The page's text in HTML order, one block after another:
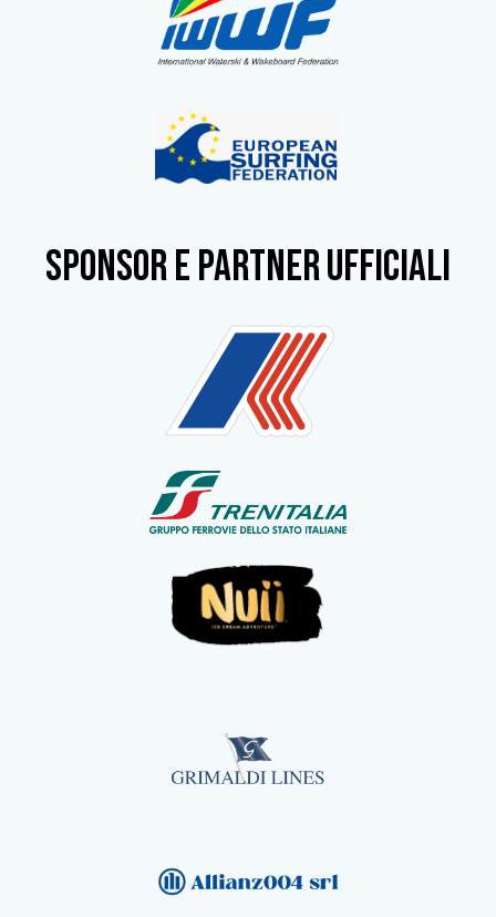
SPONSOR e partner ufficiali